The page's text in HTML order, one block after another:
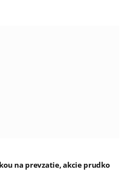
na prevzatie, akcie prudko